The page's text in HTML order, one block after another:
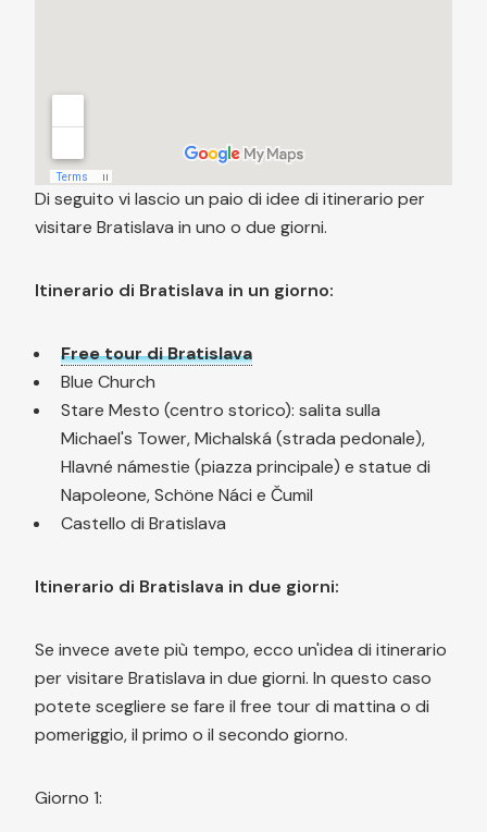
Di seguito vi lascio un paio di idee di itinerario per
visitare Bratislava in uno o due giorni.
Itinerario di Bratislava in un giorno:
Free tour di Bratislava
Blue Church
Stare Mesto (centro storico): salita sulla
Michael's Tower, Michalská (strada pedonale),
Hlavné námestie (piazza principale) e statue di
Napoleone, Schöne Náci e Čumil
Castello di Bratislava
Itinerario di Bratislava in due giorni:
Se invece avete più tempo, ecco un'idea di itinerario
per visitare Bratislava in due giorni. In questo caso
potete scegliere se fare il free tour di mattina o di
pomeriggio, il primo o il secondo giorno.
Giorno 1: